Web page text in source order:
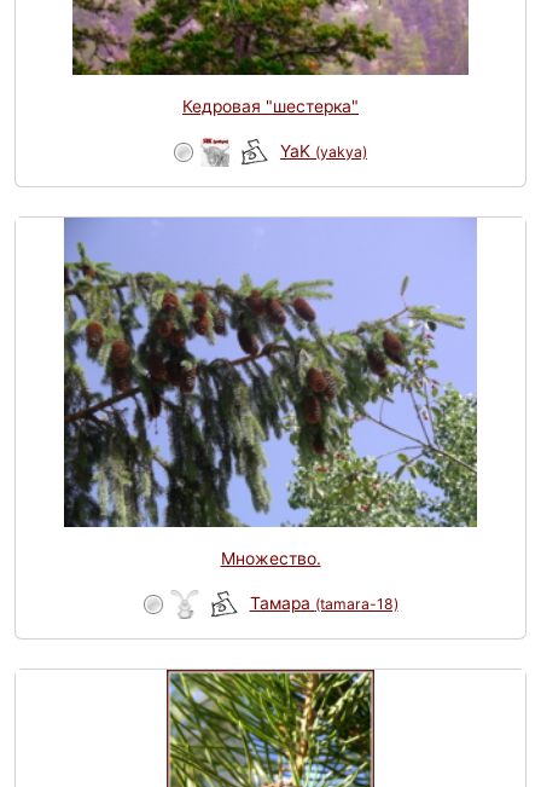
Кедровая "шестерка"
YaK (yakya)
Множество.
Тамара (tamara-18)